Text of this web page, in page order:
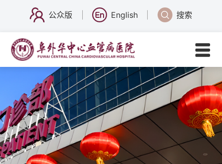
公众版 English 搜索